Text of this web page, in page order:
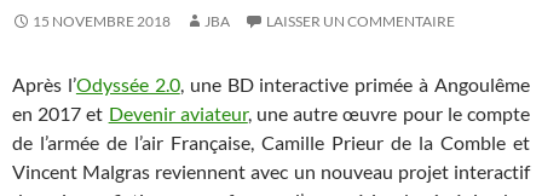
15 NOVEMBRE 2018 JBA LAISSER UN COMMENTAIRE
Après l’Odyssée 2.0, une BD interactive primée à Angoulême
en 2017 et Devenir aviateur, une autre œuvre pour le compte
de l’armée de l’air Française, Camille Prieur de la Comble et
Vincent Malgras reviennent avec un nouveau projet interactif